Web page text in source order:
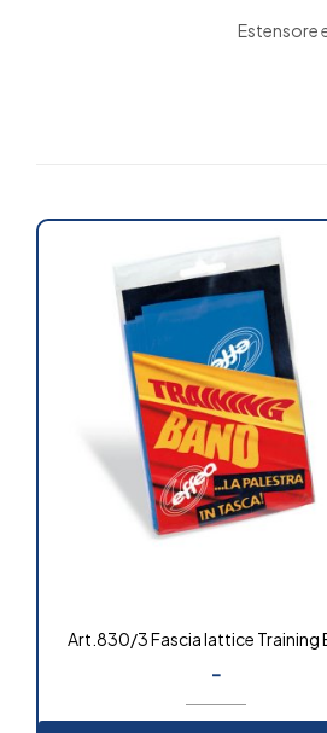
Estensore
Art.830/3 Fascia lattice Training
-